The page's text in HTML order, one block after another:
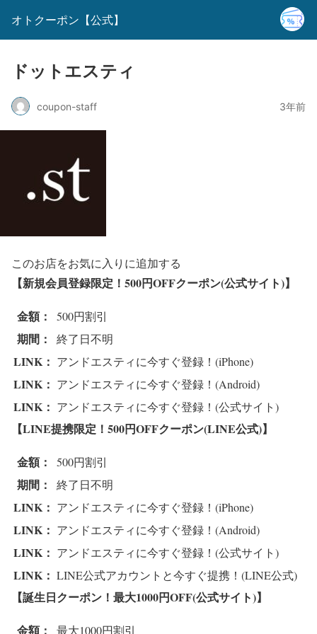
オトクーポン【公式】
ドットエスティ
coupon-staff 3年前
このお店をお気に入りに追加する
【新規会員登録限定！500円OFFクーポン(公式サイト)】
金額： 500円割引
期間： 終了日不明
LINK： アンドエスティに今すぐ登録！(iPhone)
LINK： アンドエスティに今すぐ登録！(Android)
LINK： アンドエスティに今すぐ登録！(公式サイト)
【LINE提携限定！500円OFFクーポン(LINE公式)】
金額： 500円割引
期間： 終了日不明
LINK： アンドエスティに今すぐ登録！(iPhone)
LINK： アンドエスティに今すぐ登録！(Android)
LINK： アンドエスティに今すぐ登録！(公式サイト)
LINK： LINE公式アカウントと今すぐ提携！(LINE公式)
【誕生日クーポン！最大1000円OFF(公式サイト)】
金額： 最大1000円割引